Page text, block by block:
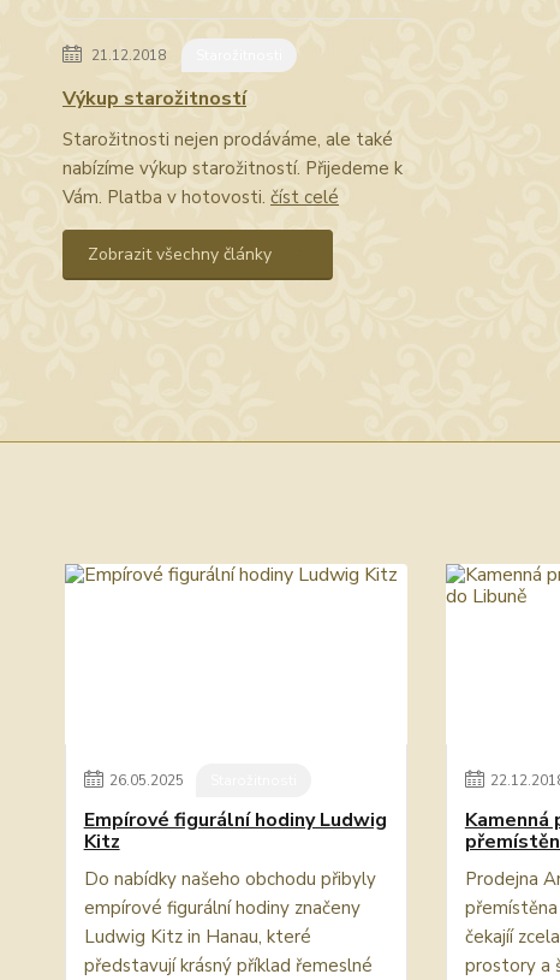
21.12.2018
Výkup starožitností
Starožitnosti nejen prodáváme, ale také
nabízíme výkup starožitností. Přijedeme k
Vám. Platba v hotovosti. číst celé
Zobrazit všechny články
26.05.2025
Empírové figurální hodiny Ludwig
Kitz
Do nabídky našeho obchodu přibyly
empírové figurální hodiny značeny
Ludwig Kitz in Hanau, které
představují krásný příklad řemeslné
22.12.
Prodejna
přemístěna
čekajíí
prostory a